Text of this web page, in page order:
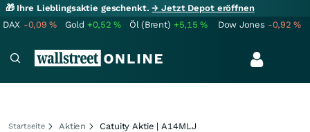
🎁 Ihre Lieblingsaktie geschenkt.→ Jetzt Depot eröffnen
DAX -0,09% Gold +0,52% Öl (Brent) +5,15% Dow Jones -0,92%
Startseite Aktien Catuity Aktie | A14MLJ